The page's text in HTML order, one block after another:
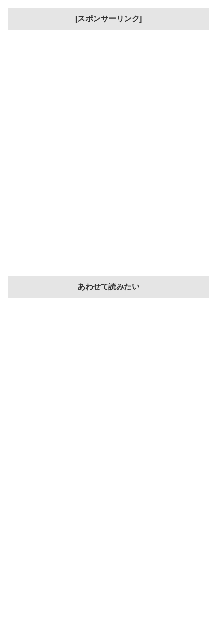
[スポンサーリンク]
あわせて読みたい